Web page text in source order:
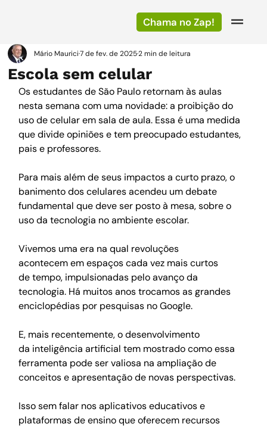
Chama no Zap!
Escola sem celular
Mário Maurici7 de fev. de 20252 min de leitura
Os estudantes de São Paulo retornam às aulas
nesta semana com uma novidade: a proibição do
uso de celular em sala de aula. Essa é uma medida
que divide opiniões e tem preocupado estudantes,
pais e professores.
Para mais além de seus impactos a curto prazo, o
banimento dos celulares acendeu um debate
fundamental que deve ser posto à mesa, sobre o
uso da tecnologia no ambiente escolar.
Vivemos uma era na qual revoluções
acontecem em espaços cada vez mais curtos
de tempo, impulsionadas pelo avanço da
tecnologia. Há muitos anos trocamos as grandes
enciclopédias por pesquisas no Google.
E, mais recentemente, o desenvolvimento
da inteligência artificial tem mostrado como essa
ferramenta pode ser valiosa na ampliação de
conceitos e apresentação de novas perspectivas.
Isso sem falar nos aplicativos educativos e
plataformas de ensino que oferecem recursos